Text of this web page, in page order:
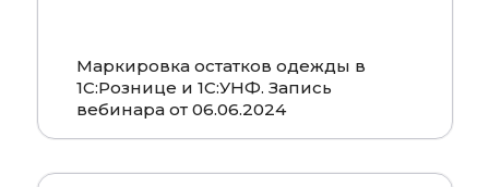
Маркировка остатков одежды в
1С:Рознице и 1С:УНФ. Запись
вебинара от 06.06.2024